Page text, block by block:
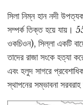
সিলা নিম্ন হান নদী
সম্পর্ক তিক্ত হয়ে যায়।
ওকচিওন), সিল্লা একটি
তাদের রাজা সংকে হত্যা
এবং হলুদ সাগরে
স্থাপনের সম্ভাবনা